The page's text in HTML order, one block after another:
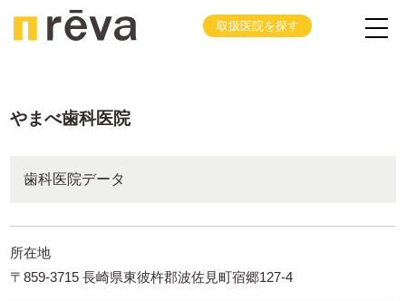
取扱医院を探す
やまべ歯科医院
歯科医院データ
所在地
〒859-3715 長崎県東彼杵郡波佐見町宿郷127-4